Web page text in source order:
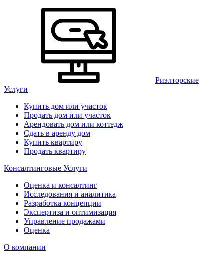
Риэлторские
Услуги
Купить дом или участок
Продать дом или участок
Арендовать дом или коттедж
Сдать в аренду дом
Купить квартиру
Продать квартиру
Консалтинговые Услуги
Оценка и консалтинг
Исследования и аналитика
Разработка концепции
Экспертиза и оптимизация
Управление продажами
Оценка
О компании